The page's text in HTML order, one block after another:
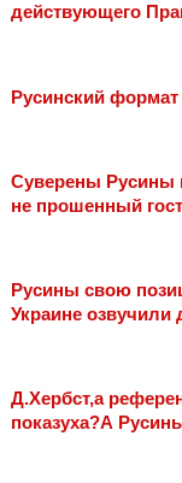
действующего
Русинский формат
Суверены Русины
не прошенный
Русины свою
Украине озвучили
Д.Хербст,а
показуха?А